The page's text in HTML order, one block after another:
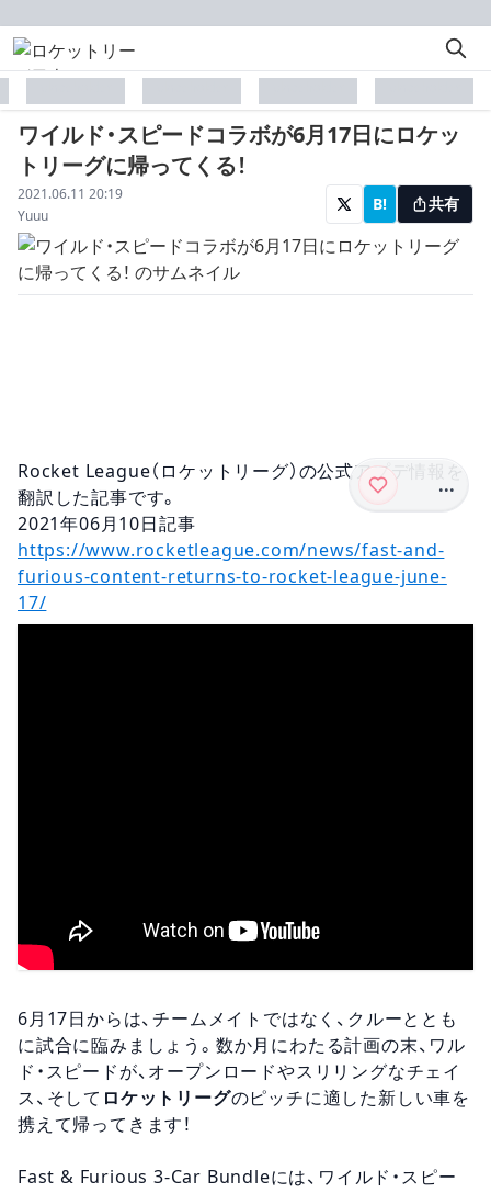
ワイルド・スピードコラボが6月17日にロケッ
トリーグに帰ってくる！
配信日
2021.06.11 20:19
著者
Yuuu
B! 共有
...
Rocket League（ロケットリーグ）の公式アプデ情報を
翻訳した記事です。
2021年06月 10日 記事
https://www.rocketleague.com/news/fast-and-
furious-content-returns-to-rocket-league-june-
17/
6月17日からは、チームメイトではなく、クルーととも
に試合に臨みましょう。数か月にわたる計画の末、ワル
ド・スピードが、オープンロードやスリリングなチェイ
ス 、そして ロケットリーグのピッチに適した新しい車を
携えて帰ってきます！
Fast & Furious 3-Car Bundleには、 ワイルド・スピー